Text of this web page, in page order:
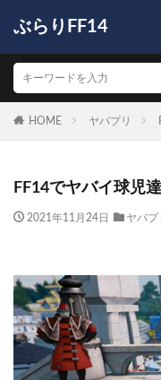
ぶらりFF14
HOME ヤバプリ
FF14でヤバイ球児
2021年11月24日 ヤバプ